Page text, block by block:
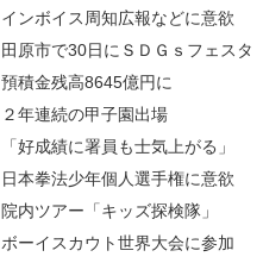
インボイス周知広報などに意欲
田原市で30日にＳＤＧｓフェスタ
預積金残高8645億円に
２年連続の甲子園出場
「好成績に署員も士気上がる」
日本拳法少年個人選手権に意欲
院内ツアー「キッズ探検隊」
ボーイスカウト世界大会に参加